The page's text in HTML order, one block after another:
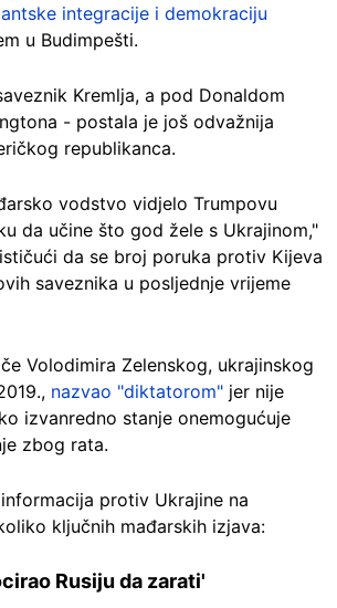
integracije i demokraciju
u Budimpešti.
Kremlja, a pod Donaldom
- postala je još odvažnija
republikanca.
vodstvo vidjelo Trumpovu
da učine što god žele s Ukrajinom,"
da se broj poruka protiv Kijeva
saveznika u posljednje vrijeme
Volodimira Zelenskog, ukrajinskog
nazvao "diktatorom" jer nije
izvanredno stanje onemogućuje
zbog rata.
protiv Ukrajine na
ključnih mađarskih izjava:
Rusiju da zarati'